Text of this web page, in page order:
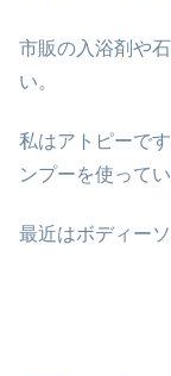
市販の入浴剤や
い。
私はアトピーで
ンプーを使ってい
最近はボディー